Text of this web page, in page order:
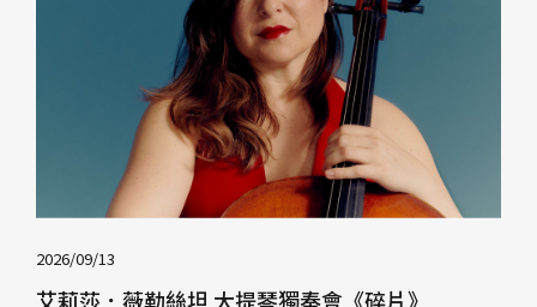
2026/09/13
艾莉莎．薇勒絲坦 大提琴獨奏會《碎片》